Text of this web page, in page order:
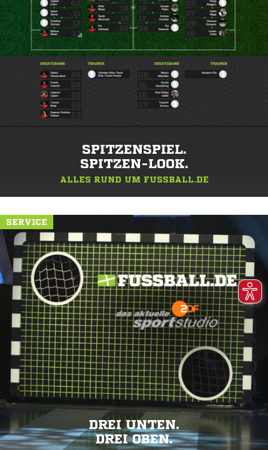
SPITZENSPIEL.
SPITZEN-LOOK.
ALLES RUND UM FUSSBALL.DE
SERVICE
DREI UNTEN.
DREI OBEN.